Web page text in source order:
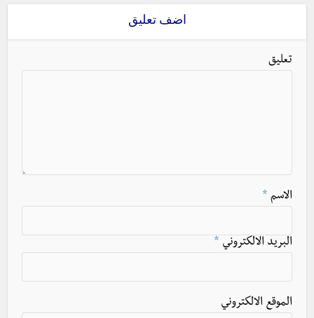
اضف تعليق
تعليق
الاسم *
البريد الالكتروني *
الموقع الالكتروني